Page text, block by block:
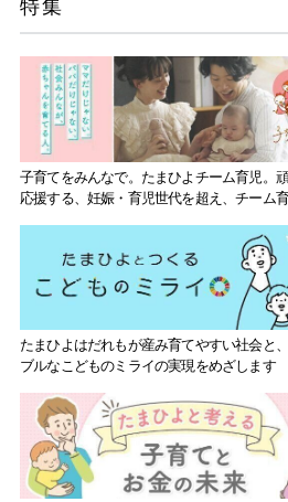
特集
子育てをみんなで。たまひよチーム育児。
応援する、妊娠・育児世代を超え、チーム
たまひよはだれもが産み育てやすい社会と
ブルなこどものミライの実現をめざします